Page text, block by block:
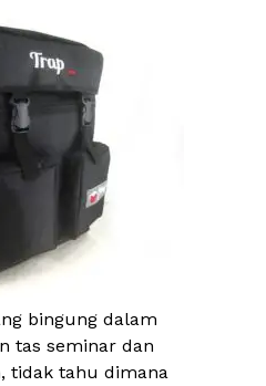
bingung dalam
tas seminar dan
tidak tahu dimana